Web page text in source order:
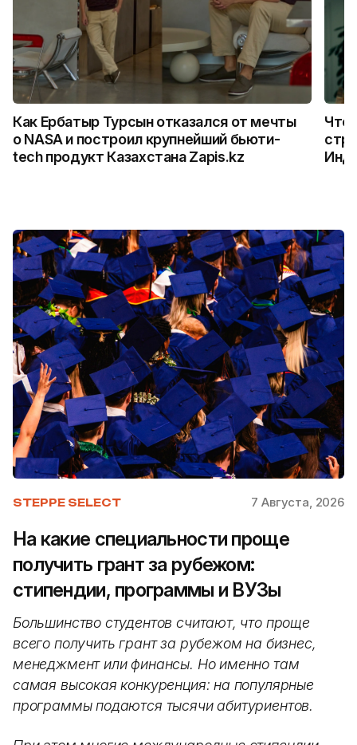
Как Ербатыр Турсын отказался от мечты
о NASA и построил крупнейший бьюти-
tech продукт Казахстана Zapis.kz
Что
STEPPE SELECT 7 Августа, 2026
На какие специальности проще
получить грант за рубежом:
стипендии, программы и ВУЗы
Большинство студентов считают, что проще
всего получить грант за рубежом на бизнес,
менеджмент или финансы. Но именно там
самая высокая конкуренция: на популярные
программы подаются тысячи абитуриентов.